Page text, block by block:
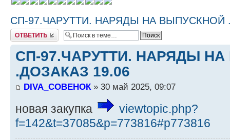
СП-97.ЧАРУТТИ. НАРЯДЫ НА ВЫПУСКНОЙ
Ответить
СП-97.ЧАРУТТИ. НАРЯДЫ
.ДОЗАКАЗ 19.06
DIVA_СОВЕНОК» 30 май 2025, 09:07
новая закупка
viewtopic.php?
f=142&t=37085&p=773816#p773816